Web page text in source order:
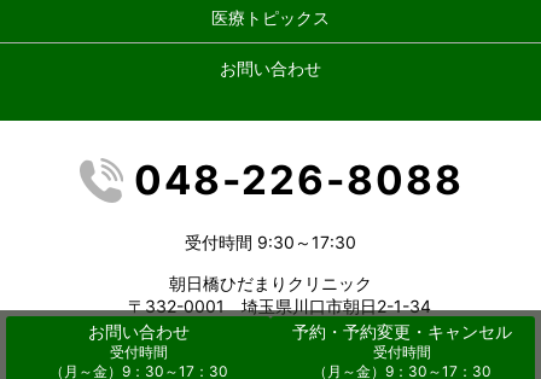
医療トピックス
お問い合わせ
048-226-8088
受付時間 9:30～17:30
朝日橋ひだまりクリニック
〒332-0001 埼玉県川口市朝日2-1-34
Copyright(C) 朝日橋ひだまりクリニック All Rights Reserved.
お問い合わせ
受付時間
（月～金）9：30～17：30
予約・予約変更・キャンセル
受付時間
（月～金）9：30～17：30